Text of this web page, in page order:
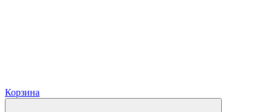
Корзина